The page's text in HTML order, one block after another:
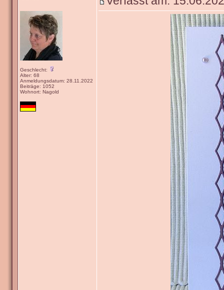
Geschlecht:
Alter: 68
Anmeldungsdatum: 28.11.2022
Beiträge: 1052
Wohnort: Nagold